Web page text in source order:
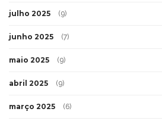
julho 2025 (9)
junho 2025 (7)
maio 2025 (9)
abril 2025 (9)
março 2025 (6)